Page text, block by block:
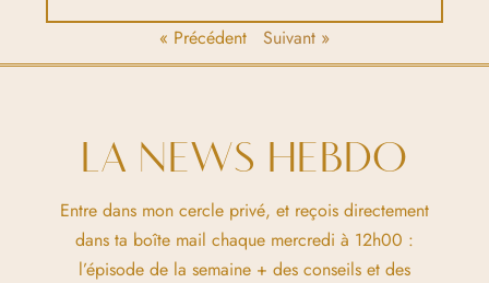
« Précédent Suivant »
LA NEWS HEBDO
Entre dans mon cercle privé, et reçois directement
dans ta boîte mail chaque mercredi à 12h00 :
l’épisode de la semaine + des conseils et des